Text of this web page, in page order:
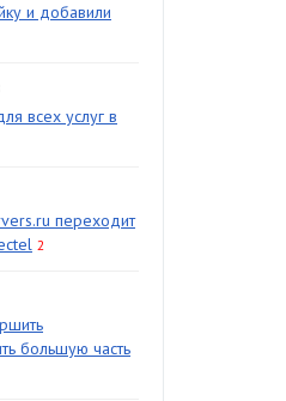
и добавили
всех услуг в
переходит
2
большую часть